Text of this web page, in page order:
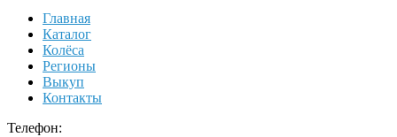
Главная
Каталог
Колёса
Регионы
Выкуп
Контакты
Телефон: